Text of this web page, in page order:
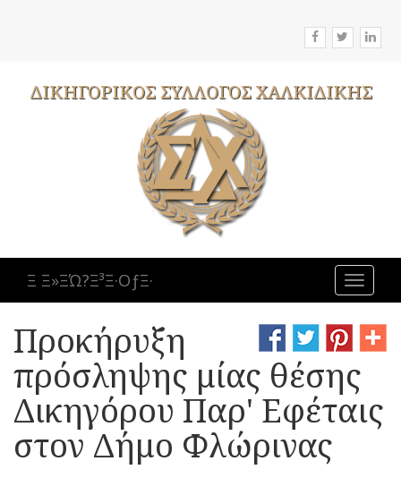
ΔΙΚΗΓΟΡΙΚΟΣ ΣΥΛΛΟΓΟΣΧΑΛΚΙΔΙΚΗΣ
Toggle
Ξ Ξ»ΞΏ?Ξ³Ξ·ΟƒΞ·
Προκήρυξη
πρόσληψης μίας θέσης
Δικηγόρου Παρ' Εφέταις
στον Δήμο Φλώρινας